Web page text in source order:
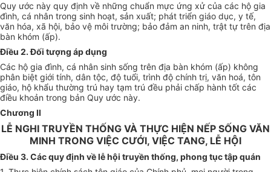
Quy ước này quy định về những chuẩn mực ứng xử của các hộ gia
đình, cá nhân trong sinh hoạt, sản xuất; phát triển giáo dục, y tế,
văn hóa, xã hội, bảo vệ môi trường; bảo đảm an ninh, trật tự trên địa
bàn khóm (ấp).
Điều 2. Đối tượng áp dụng
Các hộ gia đình, cá nhân sinh sống trên địa bàn khóm (ấp) không
phân biệt giới tính, dân tộc, độ tuổi, trình độ chính trị, văn hoá, tôn
giáo, hộ khẩu thường trú hay tạm trú đều phải chấp hành tốt các
điều khoản trong bản Quy ước này.
Chương II
LỄ NGHI TRUYỀN THỐNG VÀ THỰC HIỆN NẾP SỐNG VĂN
MINH TRONG VIỆC CƯỚI, VIỆC TANG, LỄ HỘI
Điều 3. Các quy định về lễ hội truyền thống, phong tục tập quán